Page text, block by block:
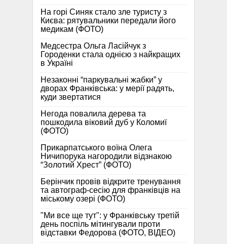
На горі Синяк стало зле туристу з
Києва: рятувальники передали його
медикам (ФОТО)
Медсестра Ольга Ласійчук з
Городенки стала однією з найкращих
в Україні
Незаконні “паркувальні жабки” у
дворах Франківська: у мерії радять,
куди звертатися
Негода повалила дерева та
пошкодила віковий дуб у Коломиї
(ФОТО)
Прикарпатського воїна Олега
Ничипорука нагородили відзнакою
“Золотий Хрест” (ФОТО)
Берінчик провів відкрите тренування
та автограф-сесію для франківців на
міському озері (ФОТО)
"Ми все ще тут": у Франківську третій
день поспіль мітингували проти
відставки Федорова (ФОТО, ВІДЕО)